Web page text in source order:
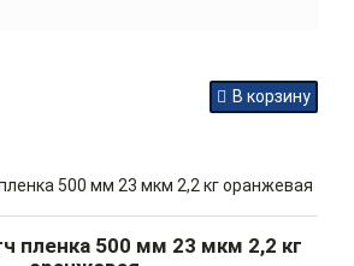
В корзину
пленка 500 мм 23 мкм 2,2 кг